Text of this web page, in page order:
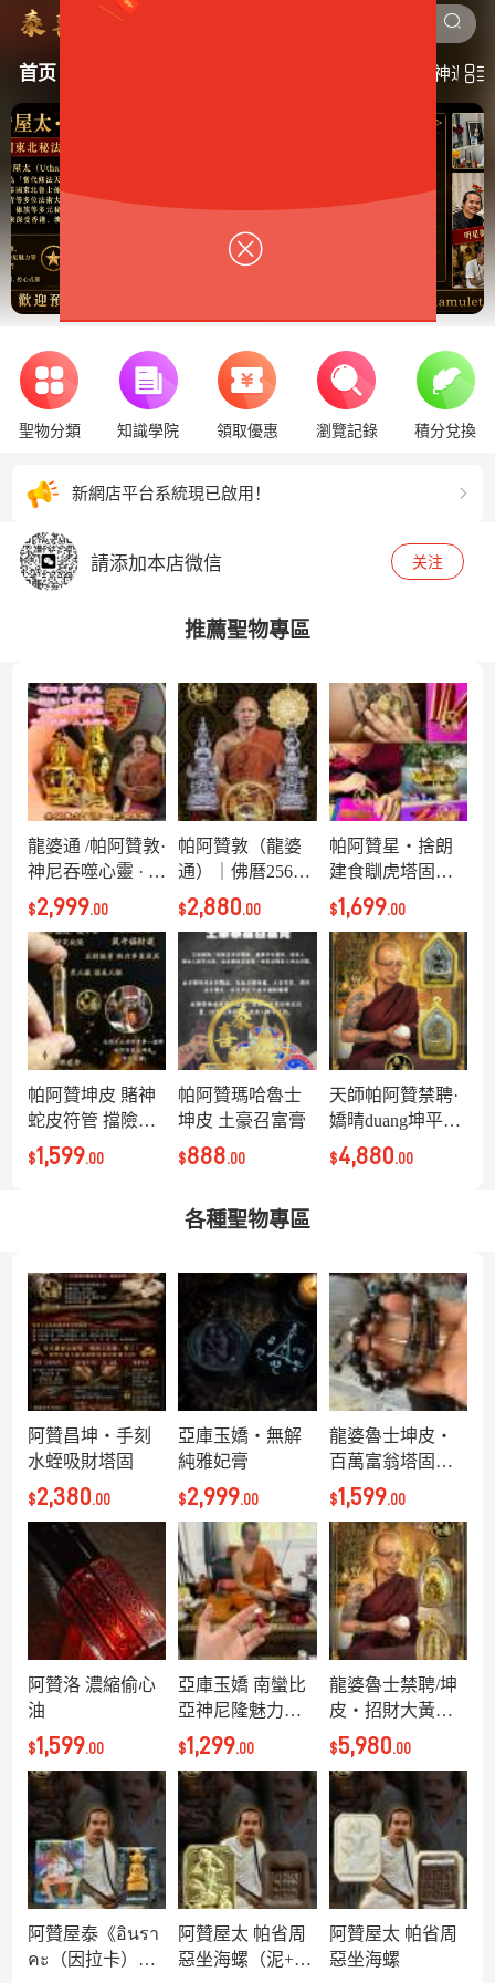
首页 神通算
聖物分類 知識學院 領取優惠 瀏覽記錄 積分兌換
新網店平台系統現已啟用！
請添加本店微信 关注
推薦聖物專區
龍婆通 /帕阿贊敦·
神尼吞噬心靈 · 冷
蠻人緣油
$2,999.00
帕阿贊敦（龍婆
通）｜佛曆2567
【旭柯唷古】頂
級佩戴聖｜多種
材質
$2,880.00
帕阿贊星・捨朗
建食瞓虎塔固符
管
$1,699.00
帕阿贊坤皮 賭神
蛇皮符管 擋險擋
官非
$1,599.00
帕阿贊瑪哈魯士
坤皮 土豪召富膏
$888.00
天師帕阿贊禁聘·
嬌晴duang坤平佛
牌
$4,880.00
各種聖物專區
阿贊昌坤・手刻
水蛭吸財塔固
$2,380.00
亞庫玉嬌・無解
純雅妃膏
$2,999.00
龍婆魯士坤皮・
百萬富翁塔固手
鍊
$1,599.00
阿贊洛 濃縮偷心
油
$1,599.00
亞庫玉嬌 南蠻比
亞神尼隆魅力人
緣油
$1,299.00
龍婆魯士禁聘/坤
皮・招財大黃蜂
（入藏含金符
管）
$5,980.00
阿贊屋泰《อินรา
คะ（因拉卡）Loc
阿贊屋太 帕省周
惡坐海螺（泥+真
阿贊屋太 帕省周
惡坐海螺